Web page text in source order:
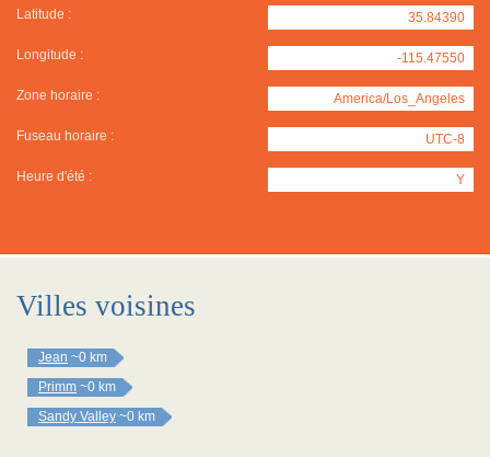
Latitude : 35.84390
Longitude : -115.47550
Zone horaire : America/Los_Angeles
Fuseau horaire : UTC-8
Heure d'été : Y
Villes voisines
Jean ~0 km
Primm ~0 km
Sandy Valley ~0 km